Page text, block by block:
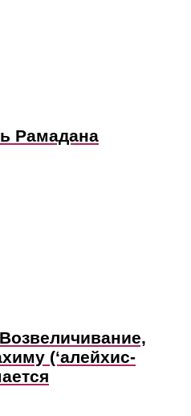
Рамадана
(‘алейхис-